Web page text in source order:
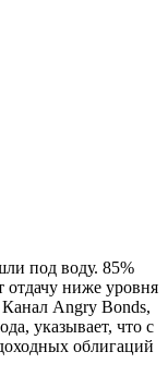
под воду. 85%
ниже уровня
Angry Bonds,
указывает, что с
облигаций